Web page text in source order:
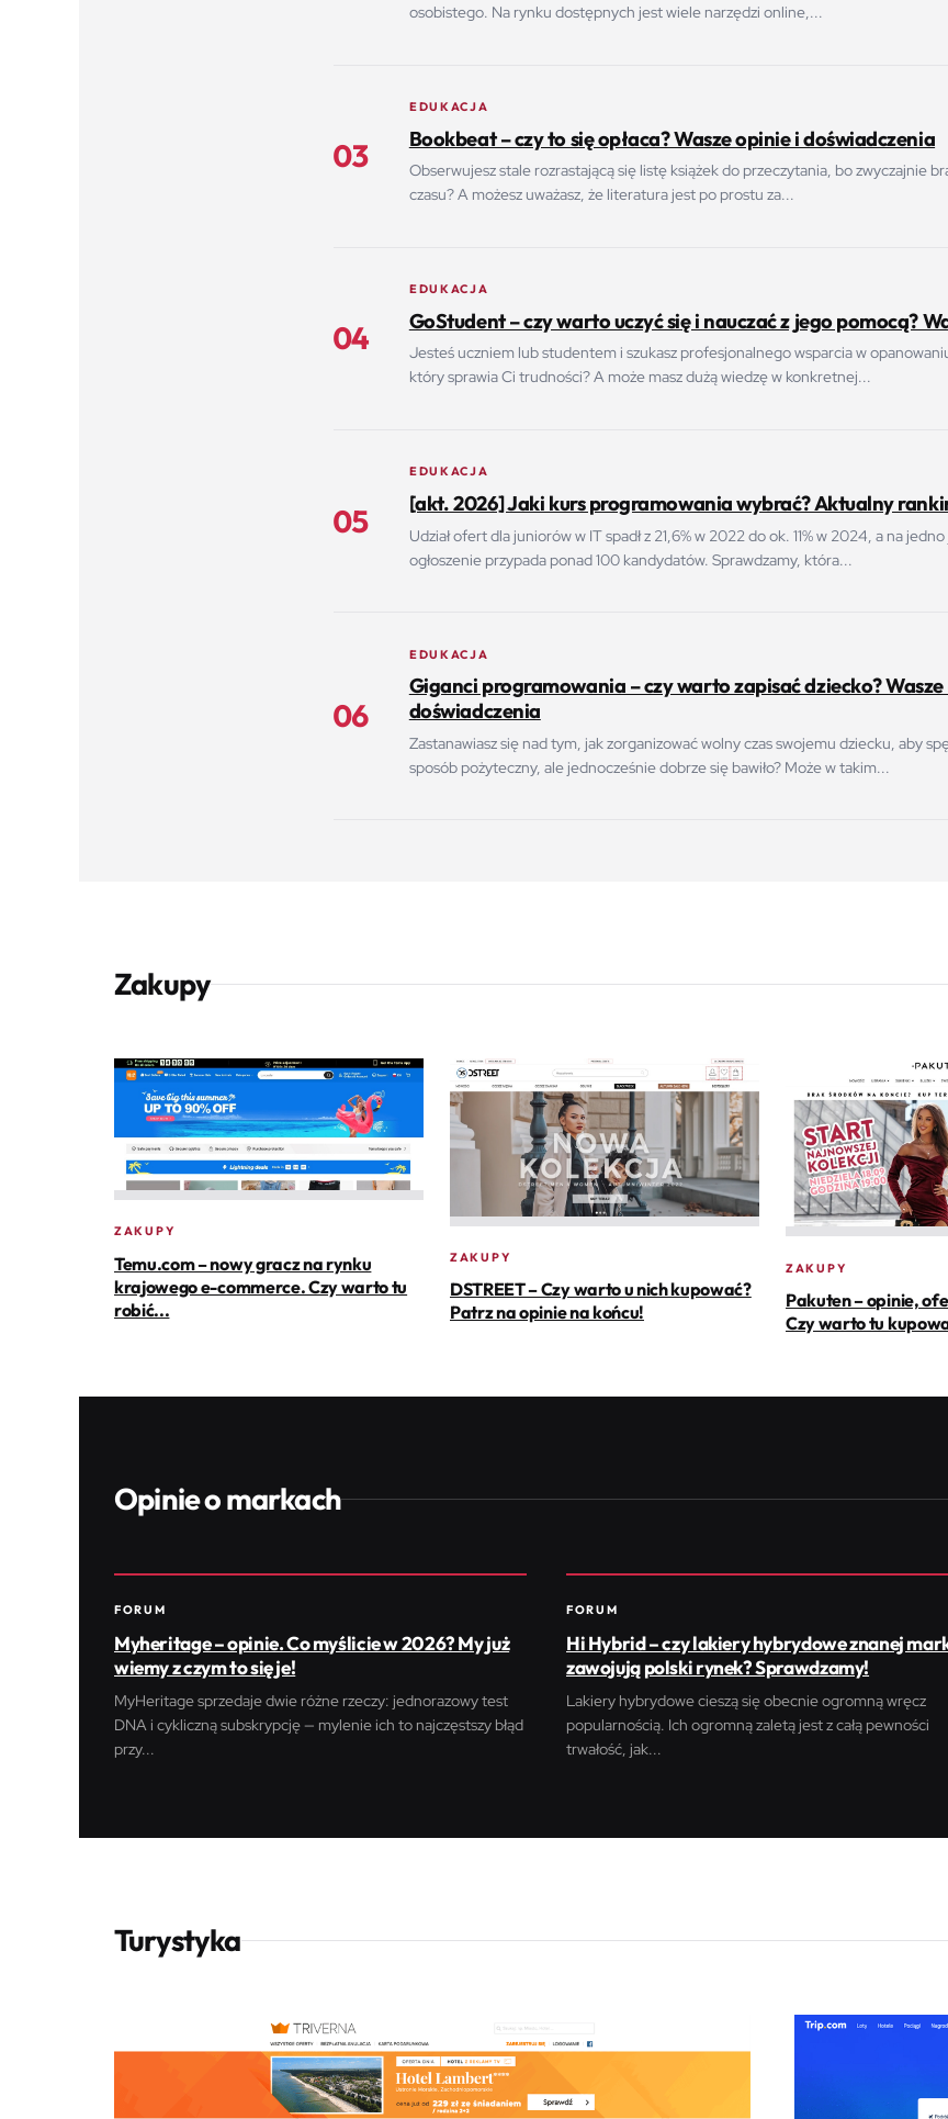
osobistego. Na rynku dostępnych jest wiele narzędzi online,...
03
EDUKACJA
Bookbeat – czy to się opłaca? Wasze opinie i doświadczenia
Obserwujesz stale rozrastającą się listę książek do przeczytania, bo zwyczajnie
czasu? A możesz uważasz, że literatura jest po prostu za...
04
EDUKACJA
GoStudent – czy warto uczyć się i nauczać z jego pomocą?
Jesteś uczniem lub studentem i szukasz profesjonalnego wsparcia w
który sprawia Ci trudności? A może masz dużą wiedzę w konkretnej...
05
EDUKACJA
[akt. 2026] Jaki kurs programowania wybrać? Aktualny
Udział ofert dla juniorów w IT spadł z 21,6% w 2022 do ok. 11% w 2024, a na
ogłoszenie przypada ponad 100 kandydatów. Sprawdzamy, która...
06
EDUKACJA
Giganci programowania – czy warto zapisać dziecko?
doświadczenia
Zastanawiasz się nad tym, jak zorganizować wolny czas swojemu dziecku, aby
sposób pożyteczny, ale jednocześnie dobrze się bawiło? Może w takim...
Zakupy
ZAKUPY
Temu.com – nowy gracz na rynku
krajowego e-commerce. Czy warto tu
robić...
ZAKUPY
DSTREET – Czy warto u nich kupować?
Patrz na opinie na końcu!
ZAKUPY
Pakuten – opinie,
Czy warto tu
Opinie o markach
FORUM
Myheritage – opinie. Co myślicie w 2026? My już
wiemy z czym to się je!
MyHeritage sprzedaje dwie różne rzeczy: jednorazowy test
DNA i cykliczną subskrypcję — mylenie ich to najczęstszy błąd
przy...
FORUM
Hi Hybrid – czy lakiery hybrydowe znanej
zawojują polski rynek? Sprawdzamy!
Lakiery hybrydowe cieszą się obecnie ogromną wręcz
popularnością. Ich ogromną zaletą jest z całą pewności
trwałość, jak...
Turystyka